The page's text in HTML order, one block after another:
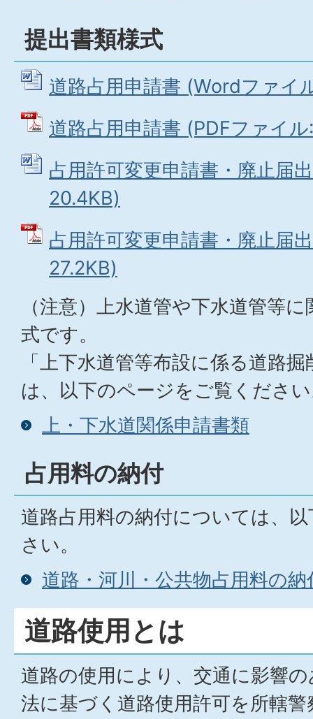
提出書類様式
道路占用申請書 (Wordファイ
道路占用申請書 (PDFファイル
占用許可変更申請書・廃止届
20.4KB)
占用許可変更申請書・廃止届
27.2KB)
（注意）上水道管や下水道管等
式です。
「上下水道管等布設に係る道路
は、以下のページをご覧くださ
上・下水道関係申請書類
占用料の納付
道路占用料の納付については、
さい。
道路・河川・公共物占用料の納
道路使用とは
道路の使用により、交通に影響
法に基づく道路使用許可を所轄